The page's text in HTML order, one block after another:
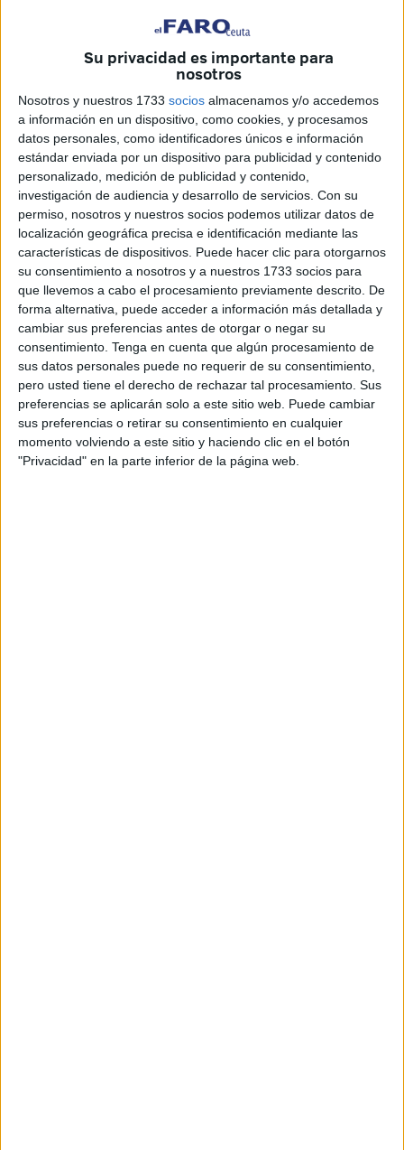
Su privacidad es importante para
nosotros
Nosotros y nuestros 1733 socios almacenamos y/o accedemos
a información en un dispositivo, como cookies, y procesamos
datos personales, como identificadores únicos e información
estándar enviada por un dispositivo para publicidad y contenido
personalizado, medición de publicidad y contenido,
investigación de audiencia y desarrollo de servicios. Con su
permiso, nosotros y nuestros socios podemos utilizar datos de
localización geográfica precisa e identificación mediante las
características de dispositivos. Puede hacer clic para otorgarnos
su consentimiento a nosotros y a nuestros 1733 socios para
que llevemos a cabo el procesamiento previamente descrito. De
forma alternativa, puede acceder a información más detallada y
cambiar sus preferencias antes de otorgar o negar su
consentimiento. Tenga en cuenta que algún procesamiento de
sus datos personales puede no requerir de su consentimiento,
pero usted tiene el derecho de rechazar tal procesamiento. Sus
preferencias se aplicarán solo a este sitio web. Puede cambiar
sus preferencias o retirar su consentimiento en cualquier
momento volviendo a este sitio y haciendo clic en el botón
"Privacidad" en la parte inferior de la página web.
todos los ámbitos. Aunque es verdad que existen una serie
de factores de riesgo que hacen que tengamos más
posibilidades de tener un problema de salud mental que
otros, como puede ser venir de una situación vulnerable, el
consumo de tóxicos, no llevar una alimentación buena,
haber sufrido un maltrato, pero no quiere decir que todo el
que la sufra venga de alguno de estos factores.
"Durante mucho tiempo no
le hemos dado
importancia, y tiene la
misma que la salud física"
También existen factores genéticos que están ahí de